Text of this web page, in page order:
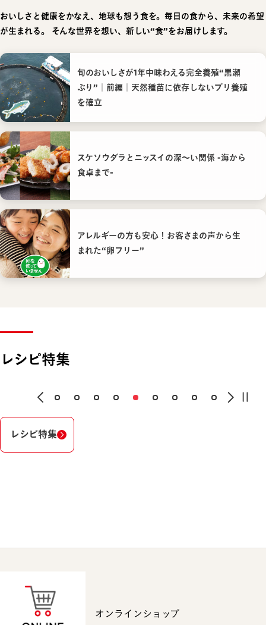
おいしさと健康をかなえ、地球も想う食を。毎日の食から、未来の希望
が生まれる。
そんな世界を想い、新しい“食”をお届けします。
旬のおいしさが1年中味わえる完全養殖“黒瀬
ぶり”｜前編｜天然種苗に依存しないブリ養殖
を確立
スケソウダラとニッスイの深〜い関係 -海から
食卓まで-
アレルギーの方も安心！お客さまの声から生
まれた“卵フリー”
レシピ特集
レシピ特集
オンラインショップ